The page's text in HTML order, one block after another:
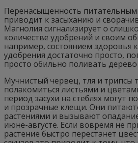
Перенасыщенность
приводит к засыханию и
Магнолия сигнализирует о
количестве удобрений и своим
например, состоянием здоровья
удобрения достаточно просто,
просто обильно поливать дерево
Мучнистый червец, тля и трипсы
полакомиться листьями и
период засухи на стеблях могут
и прозрачные клещи. Они
растениями и вызывают
июне-августе. Если вовремя не
растение быстро перестанет